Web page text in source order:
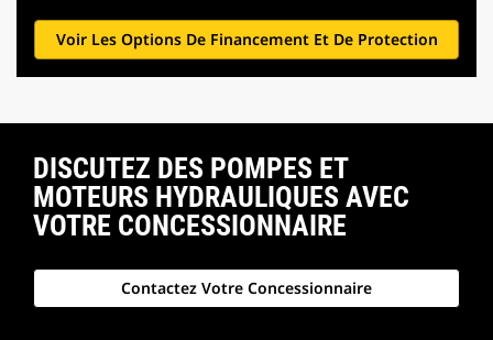
Voir Les Options De Financement Et De Protection
DISCUTEZ DES POMPES ET
MOTEURS HYDRAULIQUES AVEC
VOTRE CONCESSIONNAIRE
Contactez Votre Concessionnaire